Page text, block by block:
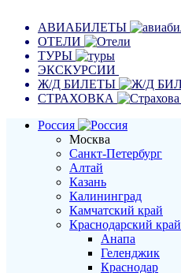
АВИАБИЛЕТЫ
ОТЕЛИ
ТУРЫ
ЭКСКУРСИИ
Ж/Д БИЛЕТЫ
СТРАХОВКА
Россия
Москва
Санкт-Петербург
Алтай
Казань
Калининград
Камчатский край
Краснодарский край
Анапа
Геленджик
Краснодар